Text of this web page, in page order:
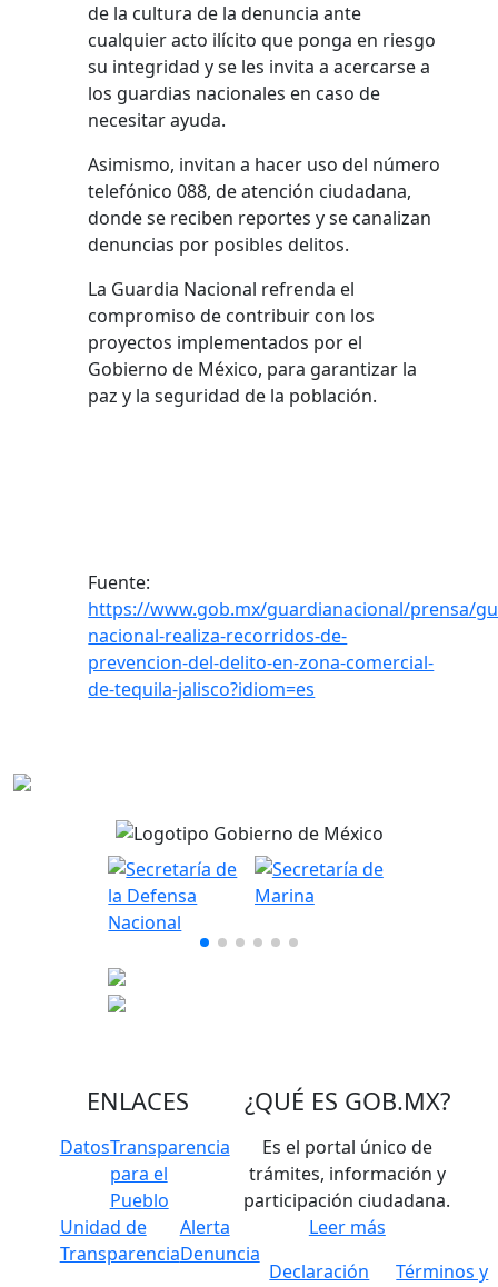
de la cultura de la denuncia ante
cualquier acto ilícito que ponga en riesgo
su integridad y se les invita a acercarse a
los guardias nacionales en caso de
necesitar ayuda.
Asimismo, invitan a hacer uso del número
telefónico 088, de atención ciudadana,
donde se reciben reportes y se canalizan
denuncias por posibles delitos.
La Guardia Nacional refrenda el
compromiso de contribuir con los
proyectos implementados por el
Gobierno de México, para garantizar la
paz y la seguridad de la población.
Fuente:
https://www.gob.mx/guardianacional/prensa/
nacional-realiza-recorridos-de-
prevencion-del-delito-en-zona-comercial-
de-tequila-jalisco?idiom=es
ENLACES
DatosTransparencia
para el
Pueblo
Unidad de
Transparencia
Alerta
Denuncia
¿QUÉ ES GOB.MX?
Es el portal único de
trámites, información y
participación ciudadana.
Leer más
Declaración
Términos y